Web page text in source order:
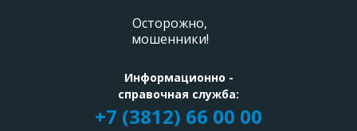
Осторожно,
мошенники!
Информационно -
справочная служба:
+7 (3812) 66 00 00